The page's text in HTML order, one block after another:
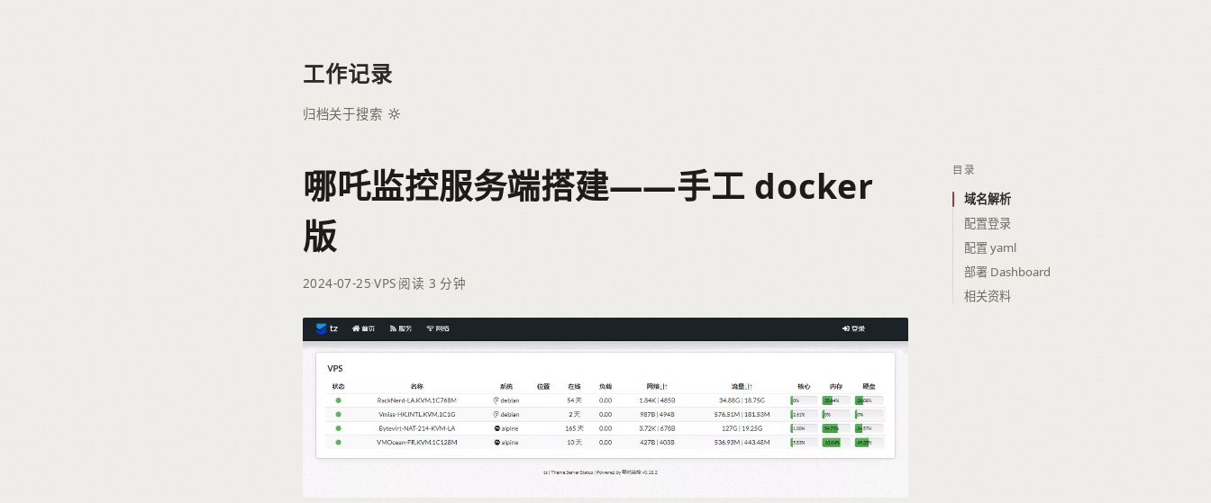
目录
域名解析
配置登录
配置 yaml
部署 Dashboard
相关资料
工作记录
归档关于搜索
哪吒监控服务端搭建——手工 docker
版
2024-07-25VPS阅读 3 分钟